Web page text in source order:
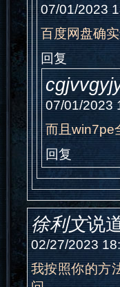
07/01/2023
百度网盘确
回复
07/01/2023
而且win7pe
回复
徐利文说
02/27/2023
我按照你的方